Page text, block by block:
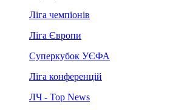
Ліга чемпіонів
Ліга Європи
Суперкубок УЄФА
Ліга конференцій
ЛЧ - Top News